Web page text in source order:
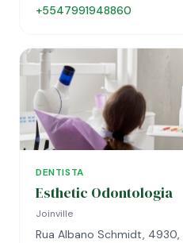
+5547991948860
DENTISTA
Esthetic Odontologia
Joinville
Rua Albano Schmidt,